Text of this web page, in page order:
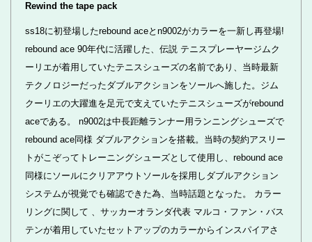
Rewind the tape pack
ss18に初登場したrebound aceとn9002がカラーを一新し再登場!
rebound ace 90年代に活躍した、伝説 テニスプレーヤージムク
ーリエが着用していたテニスシューズの名前であり、当時最新
テクノロジーだったダブルアクションをソールへ施した。ジム
クーリエの大躍進を足元で支えていたテニスシューズがrebound
aceである。 n9002は中長距離ランナー用ランニングシューズで
rebound ace同様 ダブルアクションを搭載。当時の契約アスリー
トがこぞってトレーニングシューズとして使用し、rebound ace
同様にソールにクリアアウトソールを採用しダブルアクション
システムが視覚でも確認できた為、当時話題となった。 カラー
リングに関して 、サッカーオランダ代表 マルコ・ファン・バス
テンが着用していたセットアップのカラーからインスパイアさ